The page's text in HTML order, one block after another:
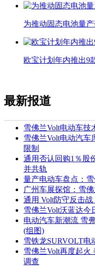
为推动固态电池量产
欧宝计划年内推出9
最新报道
雪佛兰Volt电动车
雪佛兰Volt电动汽车
限制
通用否认回购1％股
并共轨
量产电动车盘点：
广州车展探馆：雪
通用 Volt防守反击
雪佛兰Volt沃蓝达今
电动汽车新潮流 雪
(组图)
雪铁龙SURVOLT电
雪佛兰Volt再度起火
调查